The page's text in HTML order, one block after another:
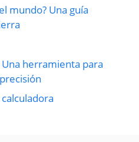
mundo? Una guía
herramienta para